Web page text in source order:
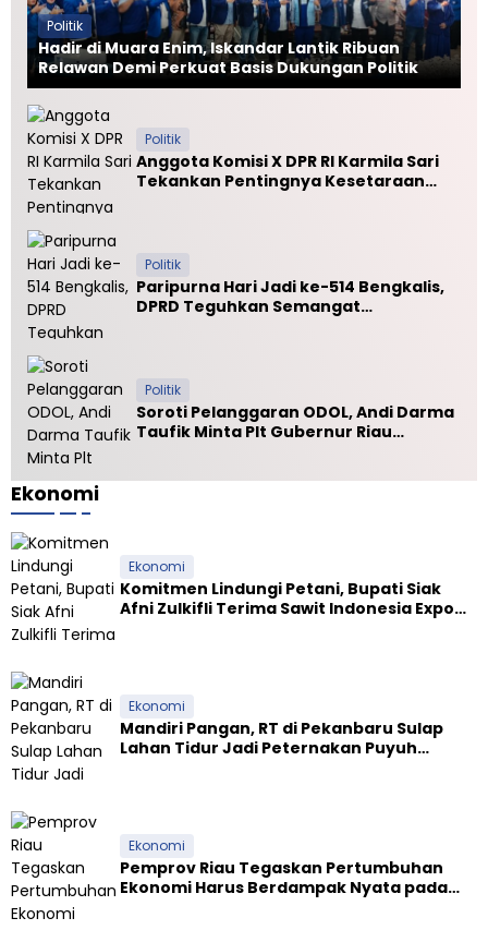
Politik
Hadir di Muara Enim, Iskandar Lantik Ribuan
Relawan Demi Perkuat Basis Dukungan Politik
Politik
Anggota Komisi X DPR RI Karmila Sari
Tekankan Pentingnya Kesetaraan
Politik
Paripurna Hari Jadi ke-514 Bengkalis,
DPRD Teguhkan Semangat
Politik
Soroti Pelanggaran ODOL, Andi Darma
Taufik Minta Plt Gubernur Riau
Ekonomi
Ekonomi
Komitmen Lindungi Petani, Bupati Siak
Afni Zulkifli Terima Sawit Indonesia Expo
Ekonomi
Mandiri Pangan, RT di Pekanbaru Sulap
Lahan Tidur Jadi Peternakan Puyuh
Ekonomi
Pemprov Riau Tegaskan Pertumbuhan
Ekonomi Harus Berdampak Nyata pada